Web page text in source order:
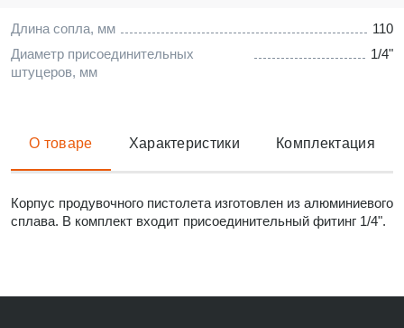
Длина сопла, мм
110
Диаметр присоединительных
штуцеров, мм
1/4"
О товаре Характеристики Комплектация
Корпус продувочного пистолета изготовлен из алюминиевого
сплава. В комплект входит присоединительный фитинг 1/4".